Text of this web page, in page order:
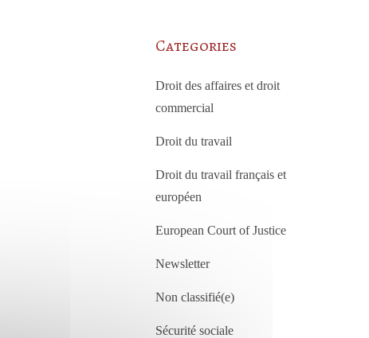
Categories
Droit des affaires et droit
commercial
Droit du travail
Droit du travail français et
européen
European Court of Justice
Newsletter
Non classifié(e)
Sécurité sociale